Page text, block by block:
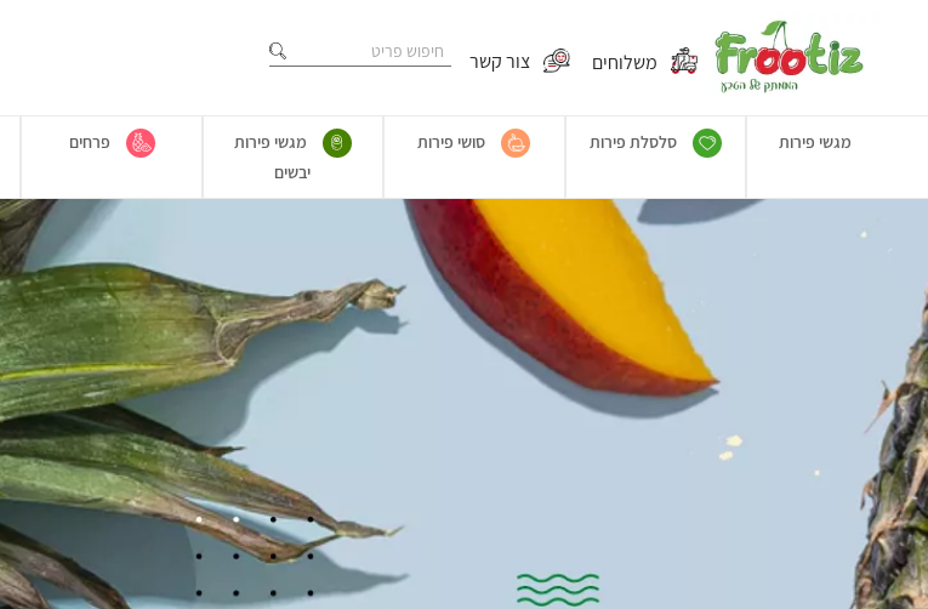
משלוחים צור קשר
מגשי פירות סלסלת פירות סושי פירות
מגשי פירות
יבשים
פרחים